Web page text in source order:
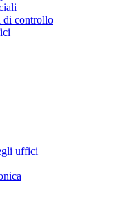
di controllo
uffici